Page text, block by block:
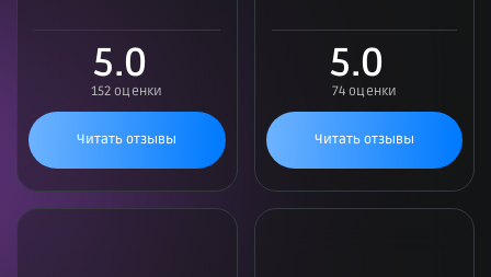
5.0
152 оценки
Читать отзывы
5.0
74 оценки
Читать отзывы